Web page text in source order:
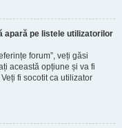
apară pe listele utilizatorilor
forum”, veți găsi
această opțiune și va fi
fi socotit ca utilizator